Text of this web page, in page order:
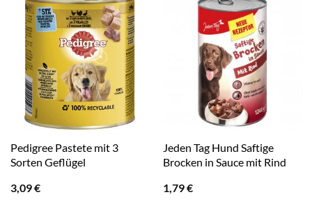
Pedigree Pastete mit 3
Sorten Geflügel
3,09€
Jeden Tag Hund Saftige
Brocken in Sauce mit Rind
1,79€